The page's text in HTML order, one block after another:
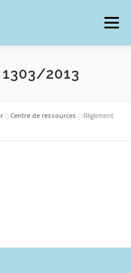
Menu
1303/2013
>Centre de ressources >Règlement